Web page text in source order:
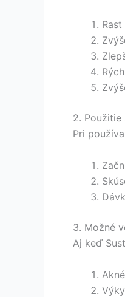
2. Použitie
Pri
3. Možné
Aj keď